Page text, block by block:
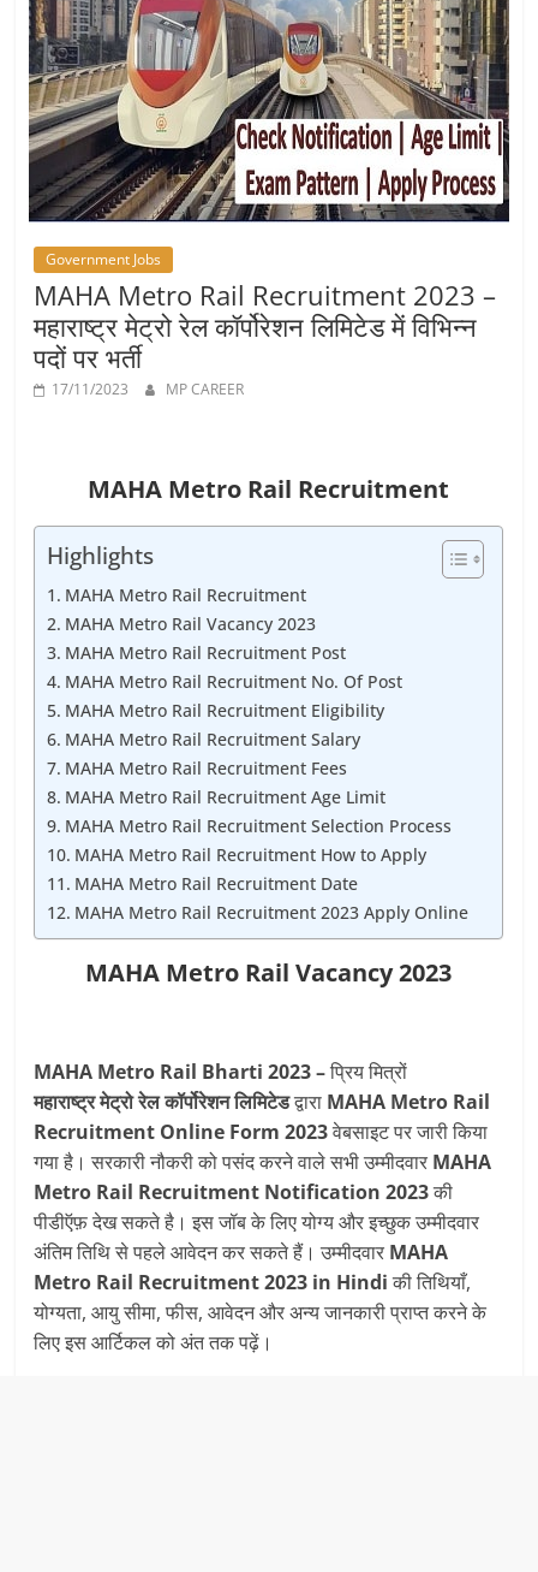
Job
Vacancy
Government Jobs
MAHA Metro Rail Recruitment 2023 –
महाराष्ट्र मेट्रो रेल कॉर्पोरेशन लिमिटेड में विभिन्‍न
पदों पर भर्ती
17/11/2023 MP CAREER
MAHA Metro Rail Recruitment
Highlights
MAHA Metro Rail Recruitment
MAHA Metro Rail Vacancy 2023
MAHA Metro Rail Recruitment Post
MAHA Metro Rail Recruitment No. Of Post
MAHA Metro Rail Recruitment Eligibility
MAHA Metro Rail Recruitment Salary
MAHA Metro Rail Recruitment Fees
MAHA Metro Rail Recruitment Age Limit
MAHA Metro Rail Recruitment Selection Process
MAHA Metro Rail Recruitment How to Apply
MAHA Metro Rail Recruitment Date
MAHA Metro Rail Recruitment 2023 Apply Online
MAHA Metro Rail Vacancy 2023
MAHA Metro Rail Bharti 2023 –प्रिय मित्रों
महाराष्ट्र मेट्रो रेल कॉर्पोरेशन लिमिटेडद्वारा MAHA Metro Rail
Recruitment Online Form 2023वेबसाइट पर जारी किया
गया है। सरकारी नौकरी को पसंद करने वाले सभी उम्मीदवार MAHA
Metro Rail Recruitment Notification 2023की
पीडीऍफ़ देख सकते है। इस जॉब के लिए योग्य और इच्छुक उम्मीदवार
अंतिम तिथि से पहले आवेदन कर सकते हैं। उम्मीदवार MAHA
Metro Rail Recruitment 2023 in Hindiकी तिथियाँ,
योग्यता, आयु सीमा, फीस, आवेदन और अन्य जानकारी प्राप्त करने के
लिए इस आर्टिकल को अंत तक पढ़ें।